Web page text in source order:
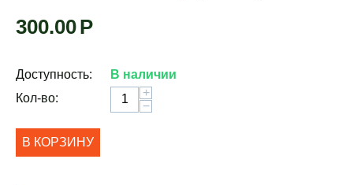
300.00Р
Доступность:
В наличии
Кол-во:
+
−
В КОРЗИНУ